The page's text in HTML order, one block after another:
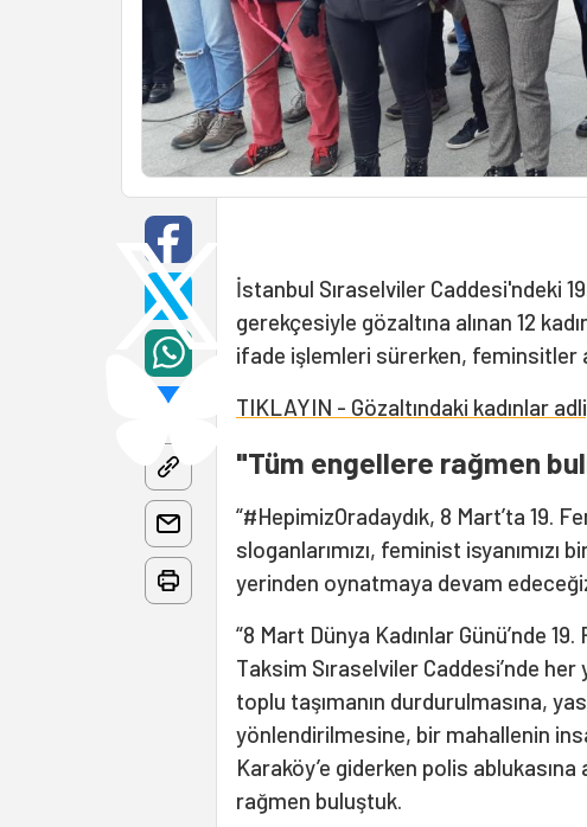
İstanbul Sıraselviler Caddesi'ndeki
gerekçesiyle gözaltına alınan 12
ifade işlemleri sürerken, feminsitler
TIKLAYIN - Gözaltındaki kadınlar
"Tüm engellere rağmen
“#HepimizOradaydık, 8 Mart’ta 19.
sloganlarımızı, feminist
yerinden oynatmaya devam
“8 Mart Dünya Kadınlar Günü’nde
Taksim Sıraselviler Caddesi’nde
toplu taşımanın durdurulmasına,
yönlendirilmesine, bir mahallenin
Karaköy’e giderken polis
rağmen buluştuk.